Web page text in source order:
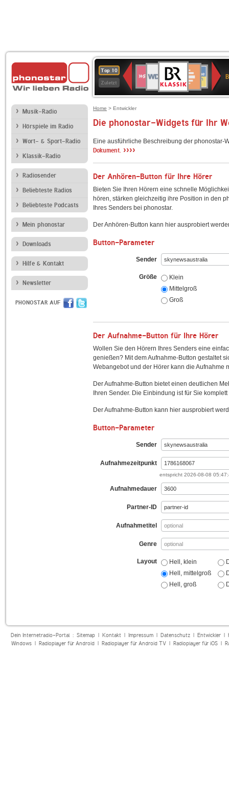
Top 10
Zuletzt
Deutschlandfunk
80er
90er
OLDIE
ANTENNE
4
BR-
KLASSIK
Deutschlandfunk
Kultur
ANTENNE
BAYERN
SWR
Kultur
NDR
2
Musik-Radio
Hörspiele im Radio
Wort- & Sport-Radio
Klassik-Radio
Radiosender
Beliebteste Radios
Beliebteste Podcasts
Mein phonostar
Downloads
Hilfe & Kontakt
Newsletter
PHONOSTAR AUF
Home > Entwickler
Die phonostar-Widgets für Ihr
Eine ausführliche Beschreibung der
Dokument. ››››
Der Anhören-Button für Ihre Hörer
Bieten Sie Ihren Hörern eine schnelle
hören, stärken gleichzeitig ihre Position in den
Ihres Senders bei phonostar.
Der Anhören-Button kann hier ausprobiert
Button-Parameter
Sender
Größe
Klein
Mittelgroß
Groß
Der Aufnahme-Button für Ihre Hörer
Wollen Sie den Hörern Ihres Senders eine
genießen? Mit dem Aufnahme-Button gestaltet
Webangebot und der Hörer kann die Aufnahme
Der Aufnahme-Button bietet einen deutlichen
Ihren Sender. Die Einbindung ist für Sie
Der Aufnahme-Button kann hier ausprobiert
Button-Parameter
Sender
Aufnahmezeitpunkt
entspricht 2026-08-08
Aufnahmedauer
Partner-ID
Aufnahmetitel
Genre
Layout
Hell, klein
Hell, mittelgroß
Hell, groß
Dein Internetradio-Portal : Sitemap| Kontakt| Impressum| Datenschutz| Entwickler|
Windows| Radioplayer für Android| Radioplayer für Android TV| Radioplayer für iOS|